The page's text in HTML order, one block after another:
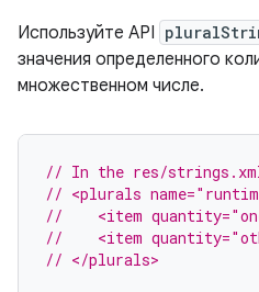
Используйте API
значения определенного
множественном числе.
// In the res/
// <plurals
//    <item
//    <item
// </plurals>